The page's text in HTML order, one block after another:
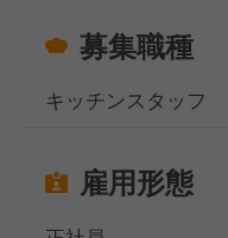
募集職種
キッチンスタッフ
雇用形態